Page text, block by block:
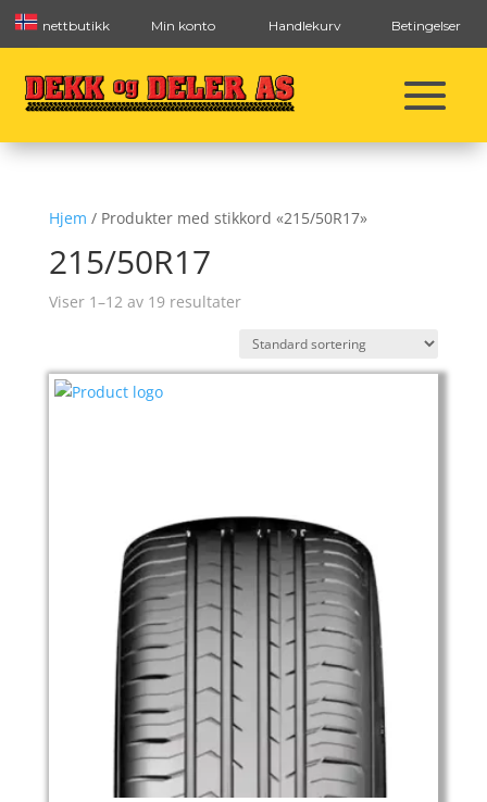
nettbutikk Min konto Handlekurv Betingelser
Hjem / Produkter med stikkord «215/50R17»
215/50R17
Viser 1–12 av 19 resultater